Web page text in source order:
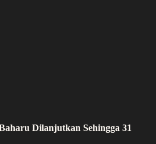
Dilanjutkan Sehingga 31